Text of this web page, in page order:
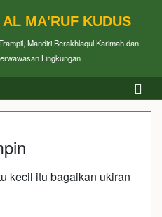
AL MA'RUF KUDUS
Mandiri,Berakhlaqul Karimah dan
Lingkungan
kecil itu bagaikan ukiran